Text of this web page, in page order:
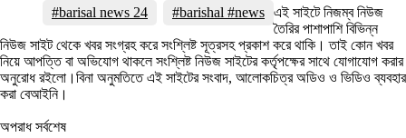
#barisal news 24 #barishal #news এই সাইটে নিজম্ব নিউজ
তৈরির পাশাপাশি বিভিন্ন
নিউজ সাইট থেকে খবর সংগ্রহ করে সংশ্লিষ্ট সূত্রসহ প্রকাশ করে থাকি। তাই কোন খবর
নিয়ে আপত্তি বা অভিযোগ থাকলে সংশ্লিষ্ট নিউজ সাইটের কর্তৃপক্ষের সাথে যোগাযোগ করার
অনুরোধ রইলো।বিনা অনুমতিতে এই সাইটের সংবাদ, আলোকচিত্র অডিও ও ভিডিও ব্যবহার
করা বেআইনি।
অপরাধ সর্বশেষ